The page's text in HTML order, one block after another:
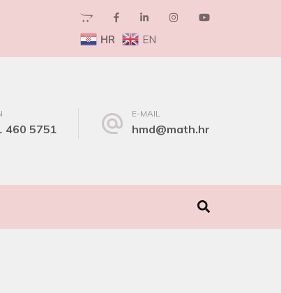
HR EN
460 5751
E-MAIL
hmd@math.hr